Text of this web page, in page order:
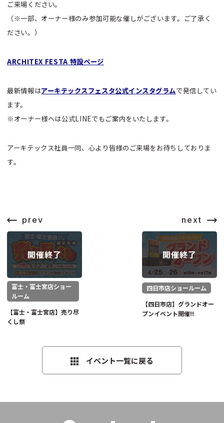
ご来場ください。
（※一部、オーナー様のみ参加可能な催しがございます。ご了承く
ださい。）
ARCHITEX FESTA 特設ページ
最新情報はアーキテックスフェスタ公式インスタグラムで発信してい
ます。
※オーナー様へは公式LINEでもご案内をいたします。
アーキテックス社員一同、心より皆様のご来場をお待ちしておりま
す。
prev
富士・富士宮店ショー
ルーム
【富士・富士宮店】売り尽
くし祭
next
四日市店ショールーム
【四日市店】グランドオー
プンイベント開催!!
イベント一覧に戻る